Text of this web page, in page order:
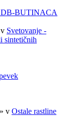
BUTINACA
Svetovanje -
sintetičnih
v Ostale rastline